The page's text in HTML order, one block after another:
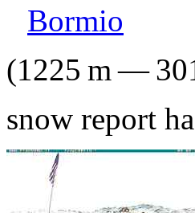
Bormio
(1225 m—
snow report